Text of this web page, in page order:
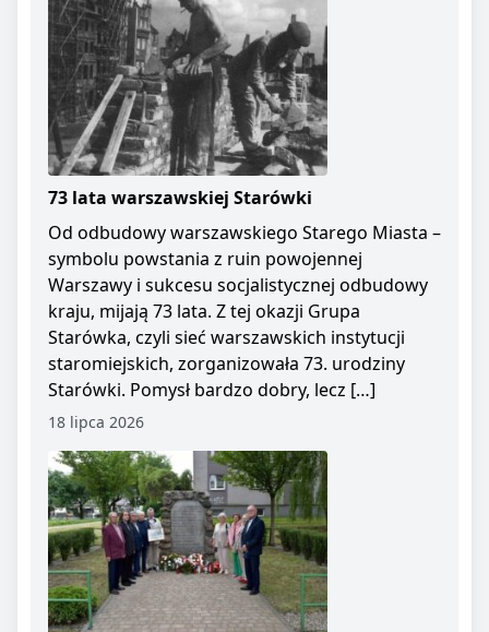
73 lata warszawskiej Starówki
Od odbudowy warszawskiego Starego Miasta –
symbolu powstania z ruin powojennej
Warszawy i sukcesu socjalistycznej odbudowy
kraju, mijają 73 lata. Z tej okazji Grupa
Starówka, czyli sieć warszawskich instytucji
staromiejskich, zorganizowała 73. urodziny
Starówki. Pomysł bardzo dobry, lecz […]
18 lipca 2026